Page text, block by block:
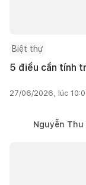
Biệt thự
5 điều cần tính
27/06/2026, lúc
Nguyễn Thu